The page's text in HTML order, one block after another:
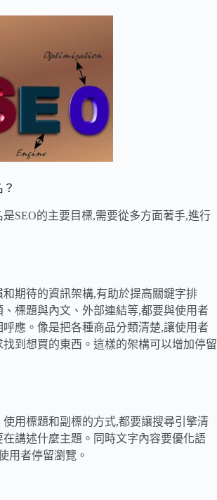
SEO的主要目標,需要從多方面著手,進行
期待的資訊架構,有助於提高關鍵字排
標題與內文、外部連結等,都要與使用者
應。像是把各種商品分類清楚,讓使用者
到想買的東西。這樣的架構可以增加停留
用標題和副標的方式,都要讓搜尋引擎清
講述什麼主題。同時文字內容要優化語
用者停留瀏覽。